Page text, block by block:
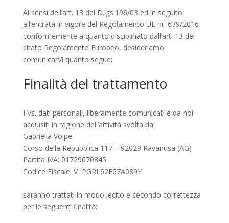
Ai sensi dell’art. 13 del D.lgs.196/03 ed in seguito
all’entrata in vigore del Regolamento UE nr. 679/2016
conformemente a quanto disciplinato dall’art. 13 del
citato Regolamento Europeo, desideriamo
comunicarVi quanto segue:
Finalità del trattamento
I Vs. dati personali, liberamente comunicati e da noi
acquisiti in ragione dell’attività svolta da:
Gabriella Volpe
Corso della Repubblica 117 – 92029 Ravanusa (AG)
Partita IVA: 01729070845
Codice Fiscale: VLPGRL62E67A089Y
saranno trattati in modo lecito e secondo correttezza
per le seguenti finalità: